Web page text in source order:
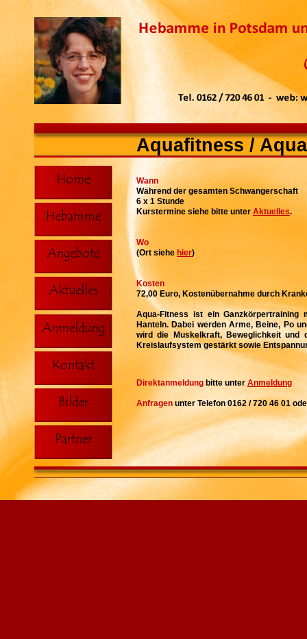
Aquafitness /
Wann
Während der gesamten Schwangerschaft
6 x 1 Stunde
Kurstermine siehe bitte unter Aktuelles.
Wo
(Ort siehe hier)
Kosten
72,00 Euro, Kostenübernahme durch
Aqua-Fitness ist ein
Hanteln. Dabei werden Arme, Beine, Po
wird die Muskelkraft, Beweglichkeit und
Kreislaufsystem gestärkt sowie
Direktanmeldung bitte unter Anmeldung
Anfragen unter Telefon 0162 / 720 46 01